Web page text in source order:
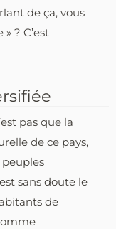
de ça, vous
? C’est
pas que la
de ce pays,
sans doute le
de